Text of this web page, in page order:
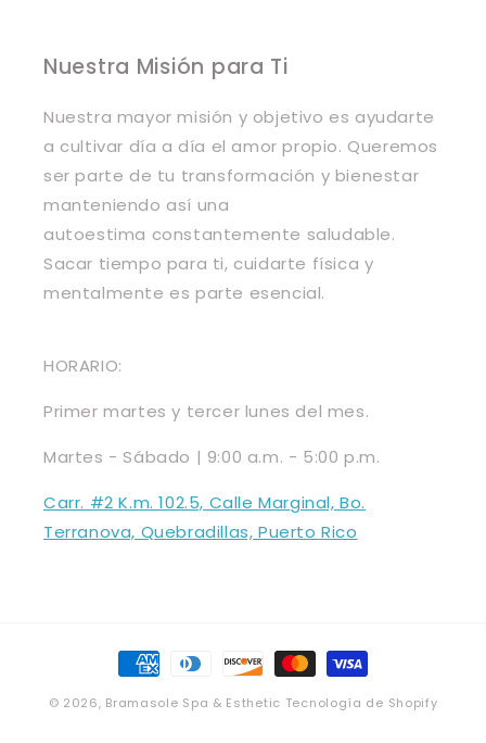
Nuestra Misión para Ti
Nuestra mayor misión y objetivo es ayudarte
a cultivar día a día el amor propio. Queremos
ser parte de tu transformación y bienestar
manteniendo así una
autoestima constantemente saludable.
Sacar tiempo para ti, cuidarte física y
mentalmente es parte esencial.
HORARIO:
Primer martes y tercer lunes del mes.
Martes - Sábado | 9:00 a.m. - 5:00 p.m.
Carr. #2 K.m. 102.5, Calle Marginal, Bo.
Terranova, Quebradillas, Puerto Rico
Formas
de
pago
© 2026, Bramasole Spa & Esthetic Tecnología de Shopify